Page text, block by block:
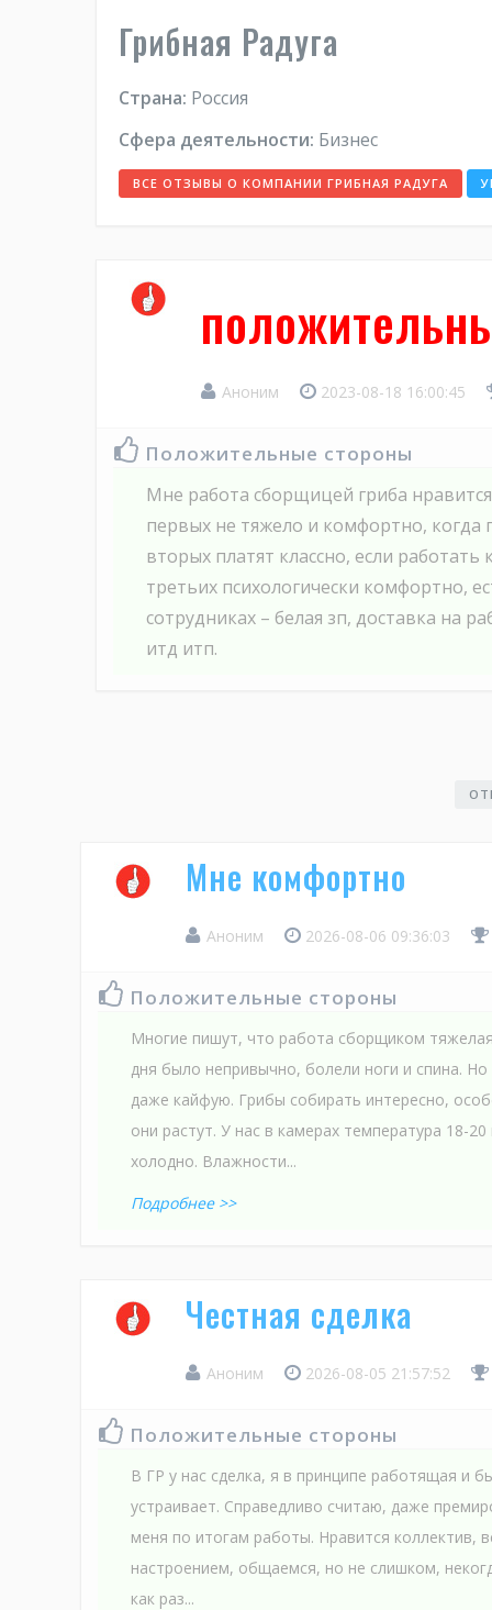
Грибная Радуга
Страна: Россия
Сфера деятельности: Бизнес
ВСЕ ОТЗЫВЫ О КОМПАНИИ ГРИБНАЯ РАДУГА
Аноним 2023-08-18 16:00:45
Положительные стороны
Мне работа сборщицей гриба
первых не тяжело и комфортно,
вторых платят классно, если
третьих психологически комфортно,
сотрудниках – белая зп, доставка на
итд итп.
Мне комфортно
Аноним 2026-08-06 09:36:03
Положительные стороны
Многие пишут, что работа сборщиком
дня было непривычно, болели ноги и спина.
даже кайфую. Грибы собирать интересно,
они растут. У нас в камерах температура 18-
холодно. Влажности...
Подробнее >>
Честная сделка
Аноним 2026-08-05 21:57:52
Положительные стороны
В ГР у нас сделка, я в принципе работящая и
устраивает. Справедливо считаю, даже
меня по итогам работы. Нравится коллектив,
настроением, общаемся, но не слишком,
как раз...